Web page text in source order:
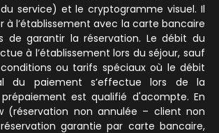
service) et le cryptogramme visuel. Il
à l’établissement avec la carte bancaire
de garantir la réservation. Le débit du
à l’établissement lors du séjour, sauf
ou tarifs spéciaux où le débit
du paiement s’effectue lors de la
est qualifié d'acompte. En
(réservation non annulée – client non
garantie par carte bancaire,